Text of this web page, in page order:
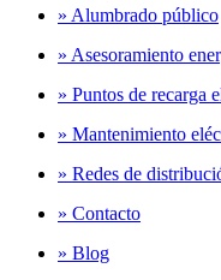
» Alumbrado público
» Asesoramiento
» Puntos de recarga
» Mantenimiento
» Redes de
» Contacto
» Blog